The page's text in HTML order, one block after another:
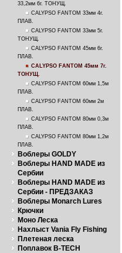
33,2мм 6г. ТОНУЩ.
CALYPSO FANTOM 33мм 4г.
ПЛАВ.
CALYPSO FANTOM 33мм 5г.
ТОНУЩ.
CALYPSO FANTOM 45мм 6г.
ПЛАВ.
CALYPSO FANTOM 45мм 7г.
ТОНУЩ.
CALYPSO FANTOM 60мм 1,5м
ПЛАВ.
CALYPSO FANTOM 60мм 2м
ПЛАВ.
CALYPSO FANTOM 80мм 0,3м
ПЛАВ.
CALYPSO FANTOM 80мм 1,2м
ПЛАВ.
Воблеры GOLDY
Воблеры HAND MADE из
Сербии
Воблеры HAND MADE из
Сербии - ПРЕДЗАКАЗ
Воблеры Monarch Lures
Крючки
Моно Леска
Нахлыст Vania Fly Fishing
Плетеная леска
Поплавок B-TECH